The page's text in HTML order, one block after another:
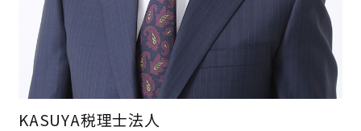
KASUYA税理士法人